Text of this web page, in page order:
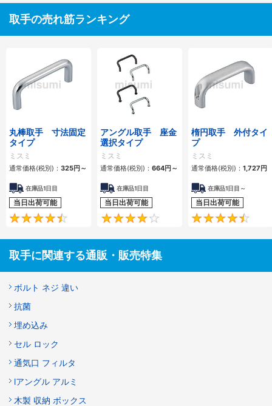
取手の売れ筋ランキング
丸棒取手 寸法固定
タイプ
ミスミ
通常価格(税別)： 325円～
在庫品1日目
当日出荷可能
4.6
アングル取手 座金
選択タイプ
ミスミ
通常価格(税別)： 664円～
在庫品1日目
当日出荷可能
4.3
楕円取手 外付タイ
プ
ミスミ
通常価格(税別)： 1,727円
在庫品1日目～
当日出荷可能
取手に関連する通販・販売特集
ボルト ネジ 違い
抗菌
埋め込み
セル ロック
通気口 フィルタ
lアングル アルミ
木製 収納 ボックス